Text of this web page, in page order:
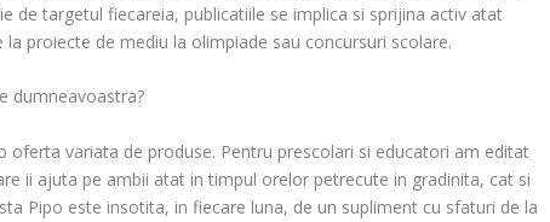
de targetul fiecareia, publicatiile se implica si sprijina activ atat
proiecte de mediu la olimpiade sau concursuri scolare.
dumneavoastra?
oferta variata de produse. Pentru prescolari si educatori am editat
ii ajuta pe ambii atat in timpul orelor petrecute in gradinita, cat si
Pipo este insotita, in fiecare luna, de un supliment cu sfaturi de la